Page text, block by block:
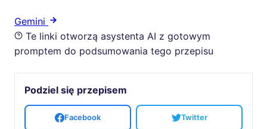
Gemini
Te linki otworzą asystenta AI z gotowym
promptem do podsumowania tego przepisu
Podziel się przepisem
Facebook Twitter